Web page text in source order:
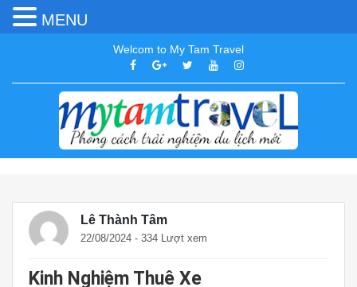
Welcom to My Tam Travel
Lê Thành Tâm
22/08/2024 - 334 Lượt xem
Kinh Nghiệm Thuê Xe
MENU